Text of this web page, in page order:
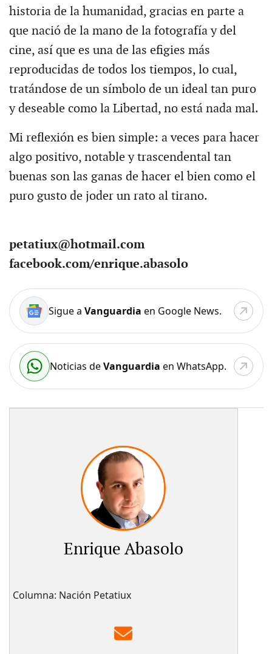
historia de la humanidad, gracias en parte a
que nació de la mano de la fotografía y del
cine, así que es una de las efigies más
reproducidas de todos los tiempos, lo cual,
tratándose de un símbolo de un ideal tan puro
y deseable como la Libertad, no está nada mal.
Mi reflexión es bien simple: a veces para hacer
algo positivo, notable y trascendental tan
buenas son las ganas de hacer el bien como el
puro gusto de joder un rato al tirano.
petatiux@hotmail.com
facebook.com/enrique.abasolo
Sigue a Vanguardia en Google News.
Noticias deVanguardia en WhatsApp.
Enrique Abasolo
Columna: Nación Petatiux